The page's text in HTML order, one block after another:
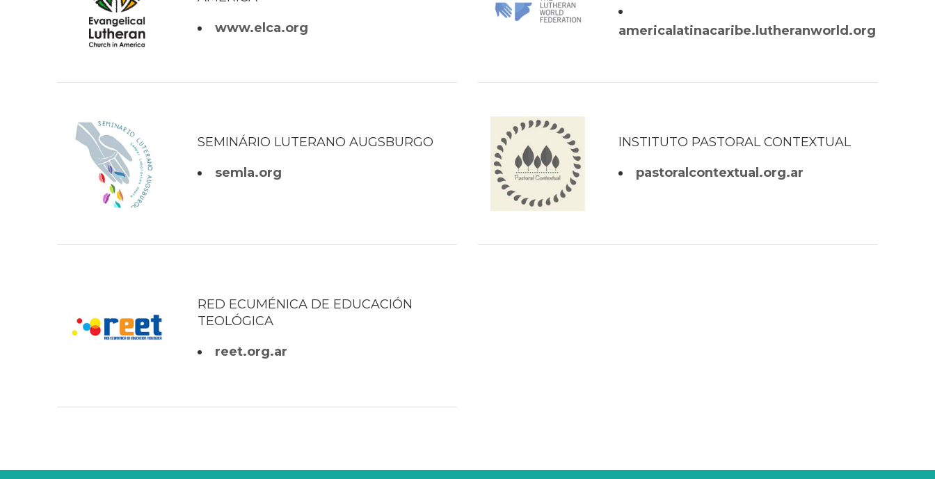
www.elca.org
americalatinacaribe.lutheranworld.org
SEMINÁRIO LUTERANO AUGSBURGO
semla.org
INSTITUTO PASTORAL CONTEXTUAL
pastoralcontextual.org.ar
RED ECUMÉNICA DE EDUCACIÓN
TEOLÓGICA
reet.org.ar